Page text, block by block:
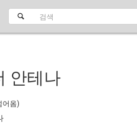
안테나
어옴)